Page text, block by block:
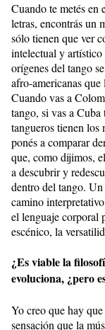
Cuando te metés en
letras, encontrás un
sólo tienen que ver
intelectual y
orígenes del tango
afro-americanas
Cuando vas a
tango, si vas a
tangueros tienen los
ponés a comparar
que, como dijimos,
a descubrir y
dentro del tango.
camino
el lenguaje corporal
escénico, la
¿Es viable la
evoluciona, ¿pero
Yo creo que hay
sensación que la